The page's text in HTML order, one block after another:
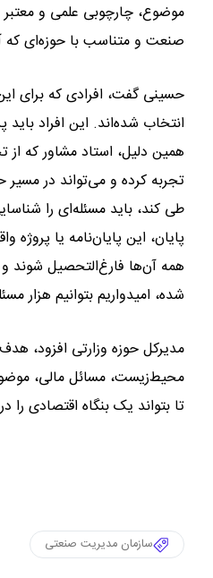
موضوع، چارچوبی علمی و معتبر
صنعت و متناسب با حوزه‌ای که
حسینی گفت، افرادی که برای
انتخاب شده‌اند. این افراد
همین دلیل، استاد مشاور که
تجربه کرده و می‌تواند در مسیر
طی کند، باید مسئله‌ای را
شده، امیدواریم بتوانیم
مدیرکل حوزه وزارتی افزود،
محیط‌زیست، مسائل مالی،
تا بتواند یک بنگاه اقتصادی
سازمان مدیریت صنعتی